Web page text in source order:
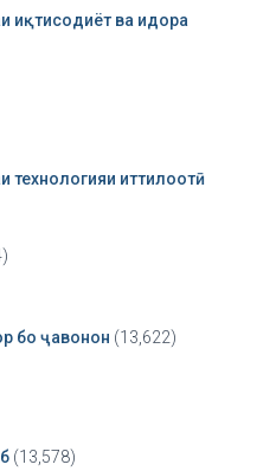
иқтисодиёт ва идора
технологияи иттилоотӣ
бо ҷавонон (13,622)
(13,578)